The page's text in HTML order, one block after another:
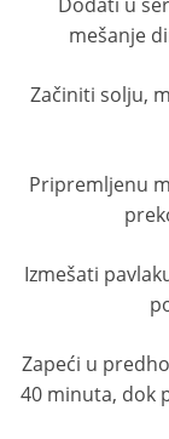
mešanje
Začiniti solju,
Pripremljenu
Izmešati
Zapeći u
40 minuta, dok